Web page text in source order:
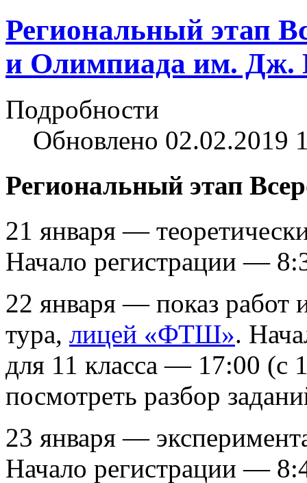
Региональный этап
и Олимпиада им. Дж.
Подробности
Обновлено 02.02.2019
Региональный этап
21 января —
Начало регистрации —
22 января — показ работ
тура, лицей «ФТШ».
для 11 класса — 17:00 (с
посмотреть разбор
23 января —
Начало регистрации —